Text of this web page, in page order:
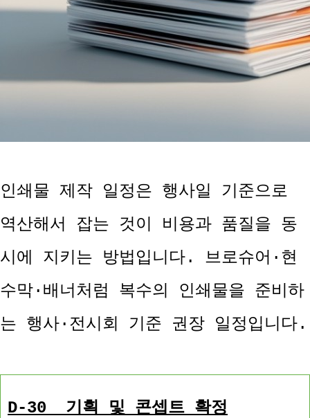
인쇄물 제작 일정은 행사일 기준으로
역산해서 잡는 것이 비용과 품질을 동
시에 지키는 방법입니다. 브로슈어·현
수막·배너처럼 복수의 인쇄물을 준비하
는 행사·전시회 기준 권장 일정입니다.
D-30 기획 및 콘셉트 확정